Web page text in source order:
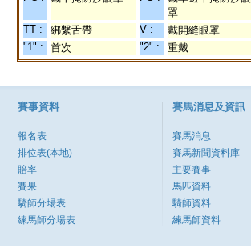
罩
TT : 綁繫舌帶 V : 戴開縫眼罩
"1" :
首次 "2" : 重戴
賽事資料
報名表
排位表(本地)
賠率
賽果
騎師分場表
練馬師分場表
賽馬消息及資訊
賽馬消息
賽馬新聞資料庫
主要賽事
馬匹資料
騎師資料
練馬師資料